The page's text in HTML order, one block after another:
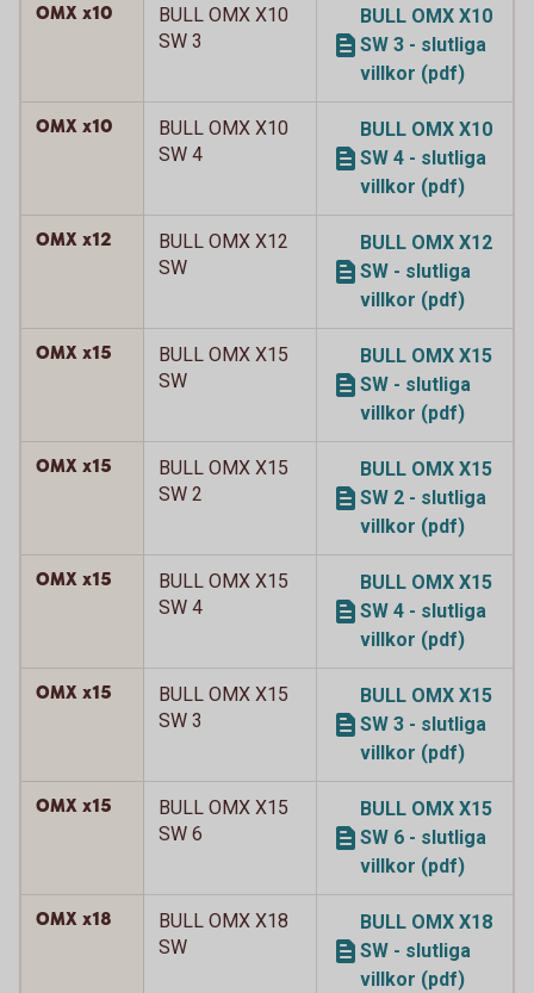
OMX x10
BULL OMX X10
SW 3
BULL OMX X10
SW 3 - slutliga
villkor (pdf)
OMX x10
BULL OMX X10
SW 4
BULL OMX X10
SW 4 - slutliga
villkor (pdf)
OMX x12
BULL OMX X12
SW
BULL OMX X12
SW - slutliga
villkor (pdf)
OMX x15
BULL OMX X15
SW
BULL OMX X15
SW - slutliga
villkor (pdf)
OMX x15
BULL OMX X15
SW 2
BULL OMX X15
SW 2 - slutliga
villkor (pdf)
OMX x15
BULL OMX X15
SW 4
BULL OMX X15
SW 4 - slutliga
villkor (pdf)
OMX x15
BULL OMX X15
SW 3
BULL OMX X15
SW 3 - slutliga
villkor (pdf)
OMX x15
BULL OMX X15
SW 6
BULL OMX X15
SW 6 - slutliga
villkor (pdf)
OMX x18
BULL OMX X18
SW
BULL OMX X18
SW - slutliga
villkor (pdf)